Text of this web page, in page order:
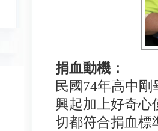
捐血動機：
民國74年高中
興起加上好奇心
切都符合捐血標